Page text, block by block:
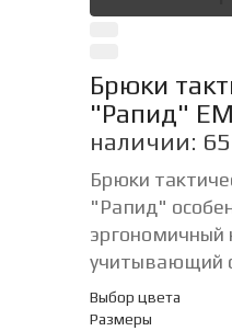
Брюки
"Рапид"
наличии:
Брюки
"Рапид"
эргономичный
учитывающий
Выбор цвета
Размеры